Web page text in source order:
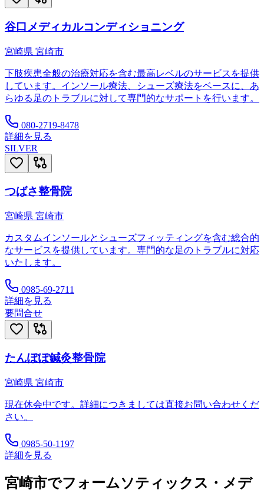
谷口メディカルコンディショニング
宮崎県 宮崎市
下肢疾患全般の治療対応を含む最高レベルのサービスを提供
しています。インソール療法、シューズ療法をベースに、あ
らゆる足のトラブルに対して専門的なサポートを行います。
080-2719-8478
詳細を見る
SILVER
つばさ整骨院
宮崎県 宮崎市
カスタムインソールとシューズフィッティングを含む総合的
なサービスを提供しています。専門的な足のトラブルに対応
いたします。
0985-69-2711
詳細を見る
要問合せ
たんぽぽ鍼灸整骨院
宮崎県 宮崎市
現在休会中です。詳細につきましては直接お問い合わせくだ
さい。
0985-50-1197
詳細を見る
宮崎市でフォームソティックス・メデ